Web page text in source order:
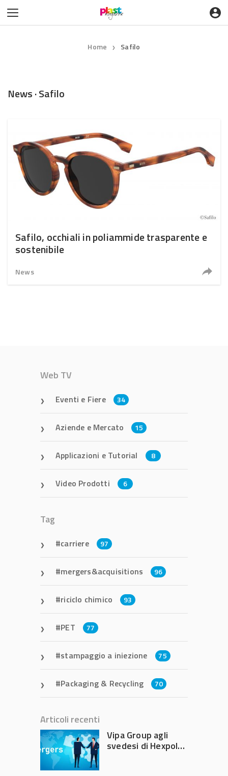
Home ❯ Safilo
News · Safilo
Safilo, occhiali in poliammide trasparente e
sostenibile
News
Web TV
Eventi e Fiere 34
Aziende e Mercato 15
Applicazioni e Tutorial 8
Video Prodotti 6
Tag
carriere 97
mergers&acquisitions 96
riciclo chimico 93
PET 77
stampaggio a iniezione 75
Packaging & Recycling 70
Articoli recenti
Vipa Group agli
svedesi di Hexpol